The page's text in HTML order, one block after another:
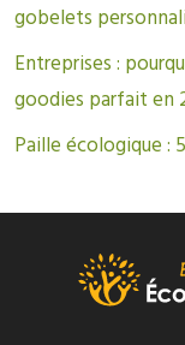
gobelets
Entreprises :
goodies parfait en
Paille écologique :